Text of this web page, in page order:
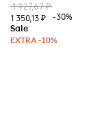
1 927,67 ₽
1 350,13 ₽
-30%